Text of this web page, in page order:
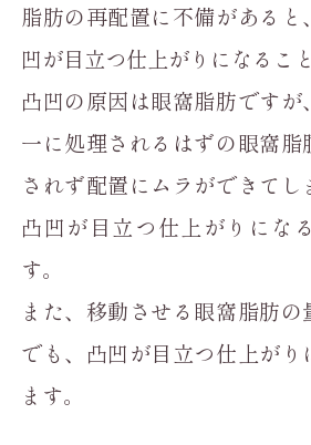
脂肪の再配置に不備がある
凹が目立つ仕上がりになるこ
凸凹の原因は眼窩脂肪です
一に処理されるはずの眼窩
されず配置にムラができてし
凸凹が目立つ仕上がりにな
す。
また、移動させる眼窩脂肪
でも、凸凹が目立つ仕上がり
ます。